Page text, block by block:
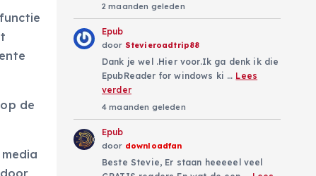
de
2 maanden geleden
Epub
door Stevieroadtrip88
Dank je wel .Hier voor.Ik ga denk ik die
EpubReader for windows ki … Lees
verder
4 maanden geleden
Epub
door downloadfan
Beste Stevie, Er staan heeeeel veel